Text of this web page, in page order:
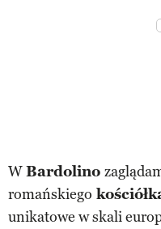
WBardolino
romańskiego
unikatowe w skali